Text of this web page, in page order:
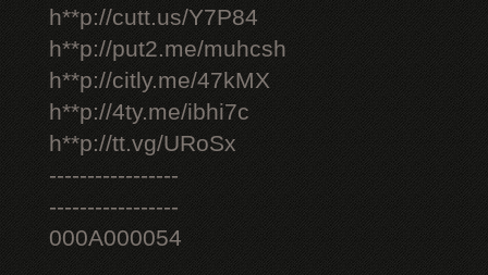
h**p://cutt.us/Y7P84
h**p://put2.me/muhcsh
h**p://citly.me/47kMX
h**p://4ty.me/ibhi7c
h**p://tt.vg/URoSx
-----------------
-----------------
000A000054